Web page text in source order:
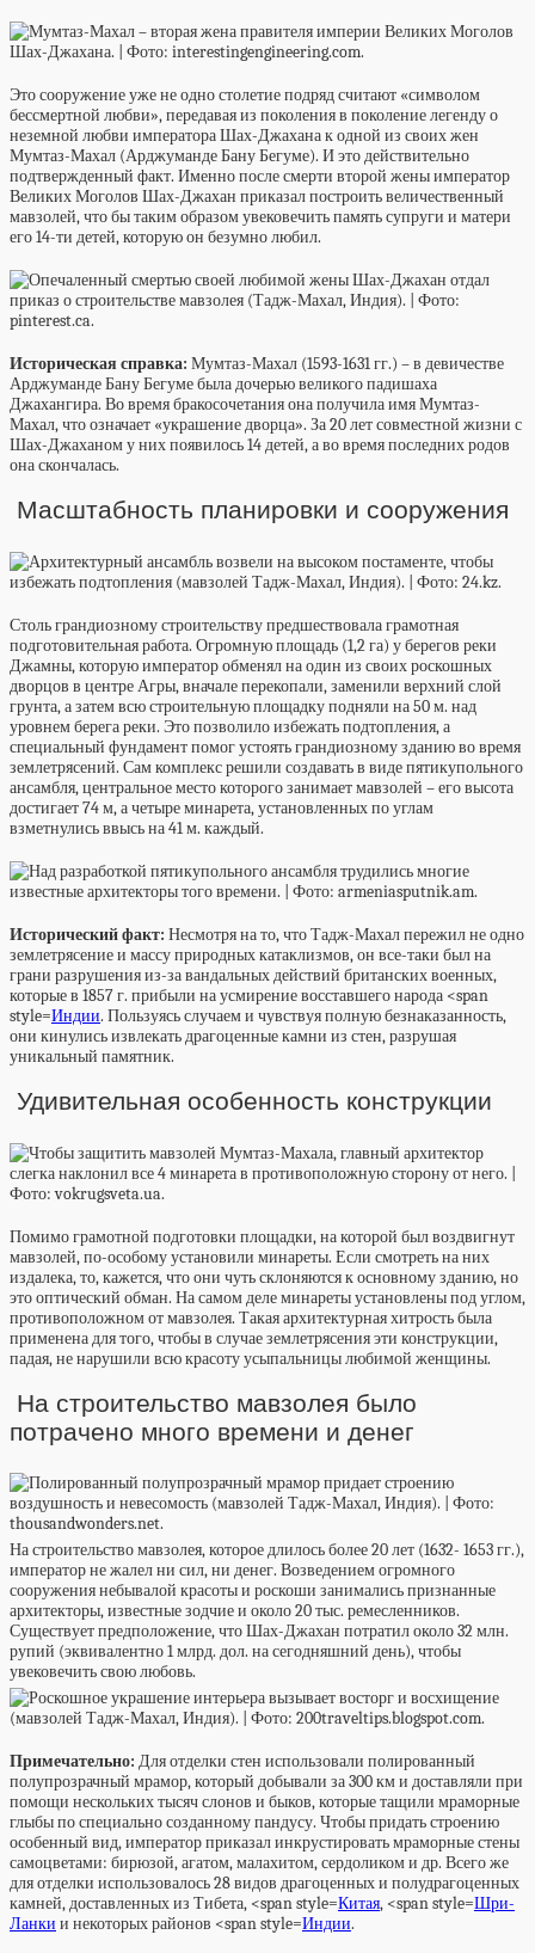
Это сооружение уже не одно столетие подряд считают «символом
бессмертной любви», передавая из поколения в поколение легенду о
неземной любви императора Шах-Джахана к одной из своих жен
Мумтаз-Махал (Арджуманде Бану Бегуме). И это действительно
подтвержденный факт. Именно после смерти второй жены император
Великих Моголов Шах-Джахан приказал построить величественный
мавзолей, что бы таким образом увековечить память супруги и матери
его 14-ти детей, которую он безумно любил.
Историческая справка: Мумтаз-Махал (1593-1631 гг.) – в девичестве
Арджуманде Бану Бегуме была дочерью великого падишаха
Джахангира. Во время бракосочетания она получила имя Мумтаз-
Махал, что означает «украшение дворца». За 20 лет совместной жизни с
Шах-Джаханом у них появилось 14 детей, а во время последних родов
она скончалась.
Масштабность планировки и сооружения
Столь грандиозному строительству предшествовала грамотная
подготовительная работа. Огромную площадь (1,2 га) у берегов реки
Джамны, которую император обменял на один из своих роскошных
дворцов в центре Агры, вначале перекопали, заменили верхний слой
грунта, а затем всю строительную площадку подняли на 50 м. над
уровнем берега реки. Это позволило избежать подтопления, а
специальный фундамент помог устоять грандиозному зданию во время
землетрясений. Сам комплекс решили создавать в виде пятикупольного
ансамбля, центральное место которого занимает мавзолей – его высота
достигает 74 м, а четыре минарета, установленных по углам
взметнулись ввысь на 41 м. каждый.
Исторический факт: Несмотря на то, что Тадж-Махал пережил не одно
землетрясение и массу природных катаклизмов, он все-таки был на
грани разрушения из-за вандальных действий британских военных,
которые в 1857 г. прибыли на усмирение восставшего народа <span
style=Индии. Пользуясь случаем и чувствуя полную безнаказанность,
они кинулись извлекать драгоценные камни из стен, разрушая
уникальный памятник.
Удивительная особенность конструкции
Помимо грамотной подготовки площадки, на которой был воздвигнут
мавзолей, по-особому установили минареты. Если смотреть на них
издалека, то, кажется, что они чуть склоняются к основному зданию, но
это оптический обман. На самом деле минареты установлены под углом,
противоположном от мавзолея. Такая архитектурная хитрость была
применена для того, чтобы в случае землетрясения эти конструкции,
падая, не нарушили всю красоту усыпальницы любимой женщины.
На строительство мавзолея было
потрачено много времени и денег
На строительство мавзолея, которое длилось более 20 лет (1632- 1653 гг.),
император не жалел ни сил, ни денег. Возведением огромного
сооружения небывалой красоты и роскоши занимались признанные
архитекторы, известные зодчие и около 20 тыс. ремесленников.
Существует предположение, что Шах-Джахан потратил около 32 млн.
рупий (эквивалентно 1 млрд. дол. на сегодняшний день), чтобы
увековечить свою любовь.
Примечательно: Для отделки стен использовали полированный
полупрозрачный мрамор, который добывали за 300 км и доставляли при
помощи нескольких тысяч слонов и быков, которые тащили мраморные
глыбы по специально созданному пандусу. Чтобы придать строению
особенный вид, император приказал инкрустировать мраморные стены
самоцветами: бирюзой, агатом, малахитом, сердоликом и др. Всего же
для отделки использовалось 28 видов драгоценных и полудрагоценных
камней, доставленных из Тибета, <span style=Китая, <span style=Шри-
Ланки и некоторых районов <span style=Индии.